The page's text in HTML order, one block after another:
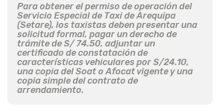
Para obtener el permiso de operación del
Servicio Especial de Taxi de Arequipa
(Setare), los taxistas deben presentar una
solicitud formal, pagar un derecho de
trámite de S/ 74.50, adjuntar un
certificado de constatación de
características vehiculares por S/24.10,
una copia del Soat o Afocat vigente y una
copia simple del contrato de
arrendamiento.